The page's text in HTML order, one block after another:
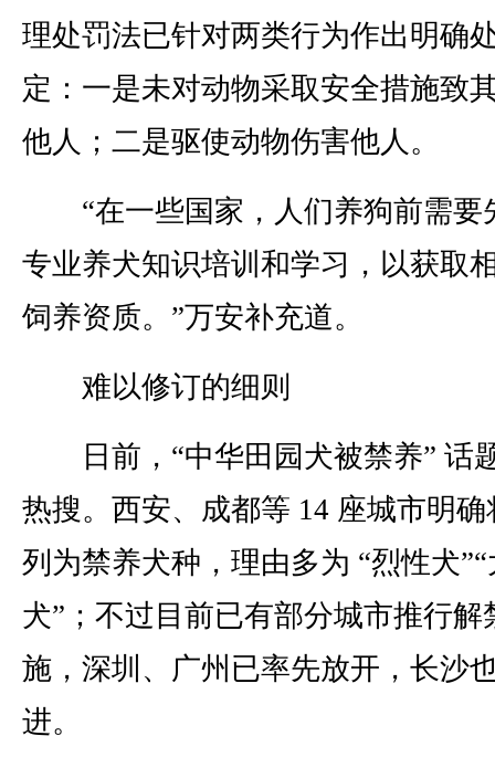
理处罚法已针对两类行为作出明确
定：一是未对动物采取安全措施致
他人；二是驱使动物伤害他人。
“在一些国家，人们养狗前需要
专业养犬知识培训和学习，以获取
饲养资质。”万安补充道。
难以修订的细则
日前，“中华田园犬被禁养” 话
热搜。西安、成都等 14 座城市明确
列为禁养犬种，理由多为 “烈性犬
犬”；不过目前已有部分城市推行解
施，深圳、广州已率先放开，长沙
进。